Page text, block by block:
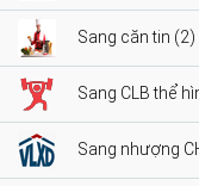
Sang căn tin (2)
Sang CLB thể
Sang nhượng